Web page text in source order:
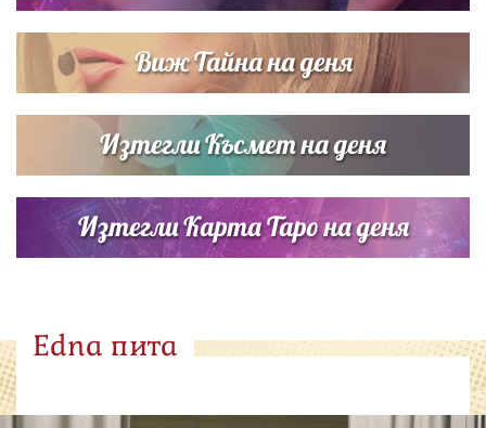
Виж Тайна на деня
Изтегли Късмет на деня
Изтегли Карта Таро на деня
Edna пита